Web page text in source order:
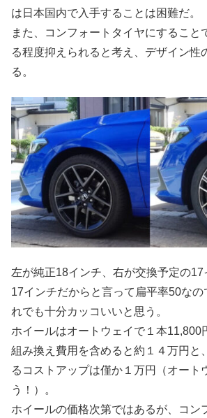
は日本国内で入手することは困難だ。
また、コンフォートタイヤにすること
る程度抑えられると考え、デザイン性
る。
左が純正18インチ、右が交換予定の17
17インチだからと言って扁平率50なの
れでも十分カッコいいと思う。
ホイールはオートウェイで１本11,800
組み換え費用を含めると約１４万円と
るコストアップは僅か１万円（オート
う！）。
ホイールの価格次第ではあるが、コン